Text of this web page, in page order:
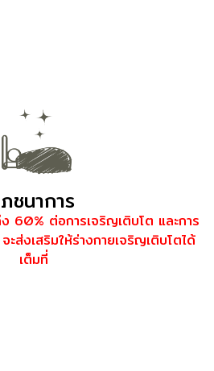
ชนาการ
ง 60% ต่อการเจริญเติบโต และการ
จะส่งเสริมให้ร่างกายเจริญเติบโตได้
เต็มที่